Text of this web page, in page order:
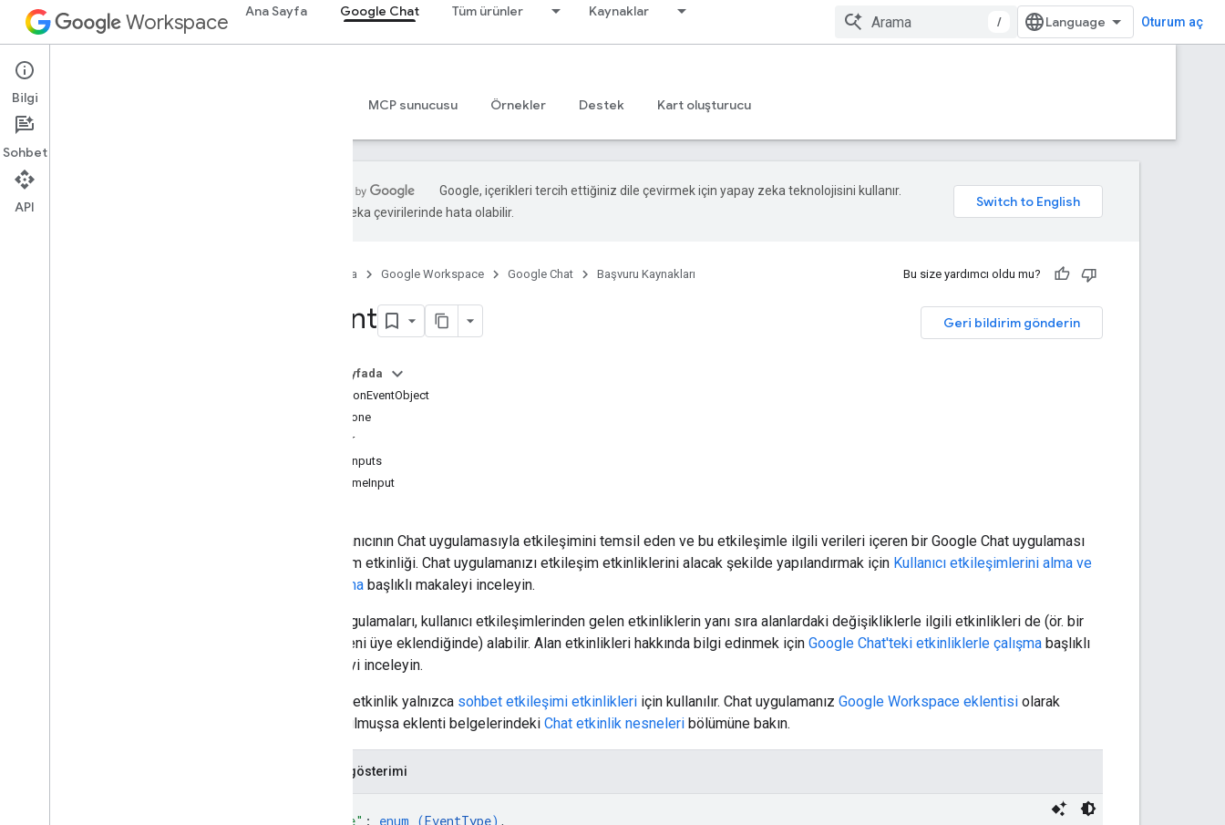
Workspace Ana Sayfa Google Chat Tüm ürünler Kaynaklar
/ Oturum aç
Google Chat
Genel bakış MCP sunucusu Örnekler Destek Kart oluşturucu
Google, içerikleri tercih ettiğiniz dile çevirmek için yapay zeka teknolojisini kullanır.
Yapay zeka çevirilerinde hata olabilir.
Ana Sayfa Google Workspace Google Chat Başvuru Kaynakları Bu size yardımcı oldu mu?
Geri bildirim gönderin
Event
Bu sayfada
CommonEventObject
TimeZone
Girişler
StringInputs
DateTimeInput
Bir kullanıcının Chat uygulamasıyla etkileşimini temsil eden ve bu etkileşimle ilgili verileri içeren bir Google Chat uygulaması
etkileşim etkinliği. Chat uygulamanızı etkileşim etkinliklerini alacak şekilde yapılandırmak için Kullanıcı etkileşimlerini alma ve
yanıtlama başlıklı makaleyi inceleyin.
Chat uygulamaları, kullanıcı etkileşimlerinden gelen etkinliklerin yanı sıra alanlardaki değişikliklerle ilgili etkinlikleri de (ör. bir
alana yeni üye eklendiğinde) alabilir. Alan etkinlikleri hakkında bilgi edinmek için Google Chat'teki etkinliklerle çalışma başlıklı
makaleyi inceleyin.
Not: Bu etkinlik yalnızca sohbet etkileşimi etkinlikleri için kullanılır. Chat uygulamanız Google Workspace eklentisi olarak
oluşturulmuşsa eklenti belgelerindeki Chat etkinlik nesneleri bölümüne bakın.
JSON gösterimi
"type" : enum (EventType) ,
Bilgi
Sohbet
API